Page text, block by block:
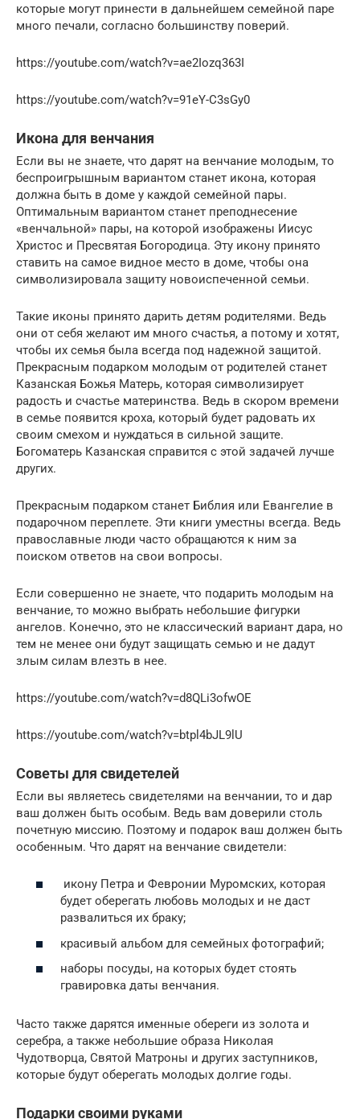
которые могут принести в дальнейшем семейной паре
много печали, согласно большинству поверий.
https://youtube.com/watch?v=ae2Iozq363I
https://youtube.com/watch?v=91eY-C3sGy0
Икона для венчания
Если вы не знаете, что дарят на венчание молодым, то
беспроигрышным вариантом станет икона, которая
должна быть в доме у каждой семейной пары.
Оптимальным вариантом станет преподнесение
«венчальной» пары, на которой изображены Иисус
Христос и Пресвятая Богородица. Эту икону принято
ставить на самое видное место в доме, чтобы она
символизировала защиту новоиспеченной семьи.
Такие иконы принято дарить детям родителями. Ведь
они от себя желают им много счастья, а потому и хотят,
чтобы их семья была всегда под надежной защитой.
Прекрасным подарком молодым от родителей станет
Казанская Божья Матерь, которая символизирует
радость и счастье материнства. Ведь в скором времени
в семье появится кроха, который будет радовать их
своим смехом и нуждаться в сильной защите.
Богоматерь Казанская справится с этой задачей лучше
других.
Прекрасным подарком станет Библия или Евангелие в
подарочном переплете. Эти книги уместны всегда. Ведь
православные люди часто обращаются к ним за
поиском ответов на свои вопросы.
Если совершенно не знаете, что подарить молодым на
венчание, то можно выбрать небольшие фигурки
ангелов. Конечно, это не классический вариант дара, но
тем не менее они будут защищать семью и не дадут
злым силам влезть в нее.
https://youtube.com/watch?v=d8QLi3ofwOE
https://youtube.com/watch?v=btpl4bJL9lU
Советы для свидетелей
Если вы являетесь свидетелями на венчании, то и дар
ваш должен быть особым. Ведь вам доверили столь
почетную миссию. Поэтому и подарок ваш должен быть
особенным. Что дарят на венчание свидетели:
икону Петра и Февронии Муромских, которая
будет оберегать любовь молодых и не даст
развалиться их браку;
красивый альбом для семейных фотографий;
наборы посуды, на которых будет стоять
гравировка даты венчания.
Часто также дарятся именные обереги из золота и
серебра, а также небольшие образа Николая
Чудотворца, Святой Матроны и других заступников,
которые будут оберегать молодых долгие годы.
Подарки своими руками